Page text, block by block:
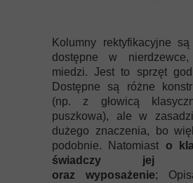
Kolumny rektyfikacyjne
dostępne w
miedzi. Jest to sprzęt
Dostępne są różne
(np. z głowicą
puszkowa), ale w
dużego znaczenia, bo
podobnie. Natomiast o
świadczy jej
oraz wyposażenie;